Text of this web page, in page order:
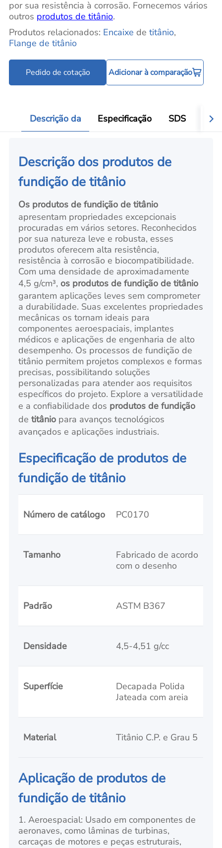
por sua resistência à corrosão. Fornecemos vários
outros produtos de titânio.
Produtos relacionados: Encaixe de titânio,
Flange de titânio
Pedido de cotação Adicionar à comparação
Descrição da Especificação SDS
Descrição dos produtos de
fundição de titânio
Os produtos de fundição de titânio
apresentam propriedades excepcionais
procuradas em vários setores. Reconhecidos
por sua natureza leve e robusta, esses
produtos oferecem alta resistência,
resistência à corrosão e biocompatibilidade.
Com uma densidade de aproximadamente
4,5 g/cm³, os produtos de fundição de titânio
garantem aplicações leves sem comprometer
a durabilidade. Suas excelentes propriedades
mecânicas os tornam ideais para
componentes aeroespaciais, implantes
médicos e aplicações de engenharia de alto
desempenho. Os processos de fundição de
titânio permitem projetos complexos e formas
precisas, possibilitando soluções
personalizadas para atender aos requisitos
específicos do projeto. Explore a versatilidade
e a confiabilidade dos produtos de fundição
detitânio para avanços tecnológicos
avançados e aplicações industriais.
Especificação de produtos de
fundição de titânio
Número de catálogo PC0170
Tamanho
Fabricado de acordo
com o desenho
Padrão ASTM B367
Densidade 4,5-4,51 g/cc
Superfície
Decapada Polida
Jateada com areia
Material Titânio C.P. e Grau 5
Aplicação de produtos de
fundição de titânio
1. Aeroespacial: Usado em componentes de
aeronaves, como lâminas de turbinas,
carcaças de motores e peças estruturais,